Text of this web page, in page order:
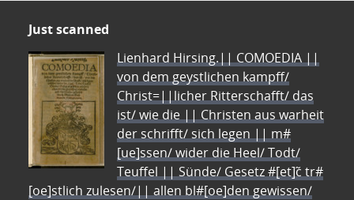
Just scanned
Lienhard Hirsing.|| COMOEDIA ||
von dem geystlichen kampff/
Christ=||licher Ritterschafft/ das
ist/ wie die || Christen aus warheit
der schrifft/ sich legen || m#
[ue]ssen/ wider die Heel/ Todt/
Teuffel || Sünde/ Gesetz #[et]c̃ tr#
[oe]stlich zulesen/|| allen bl#[oe]den gewissen/